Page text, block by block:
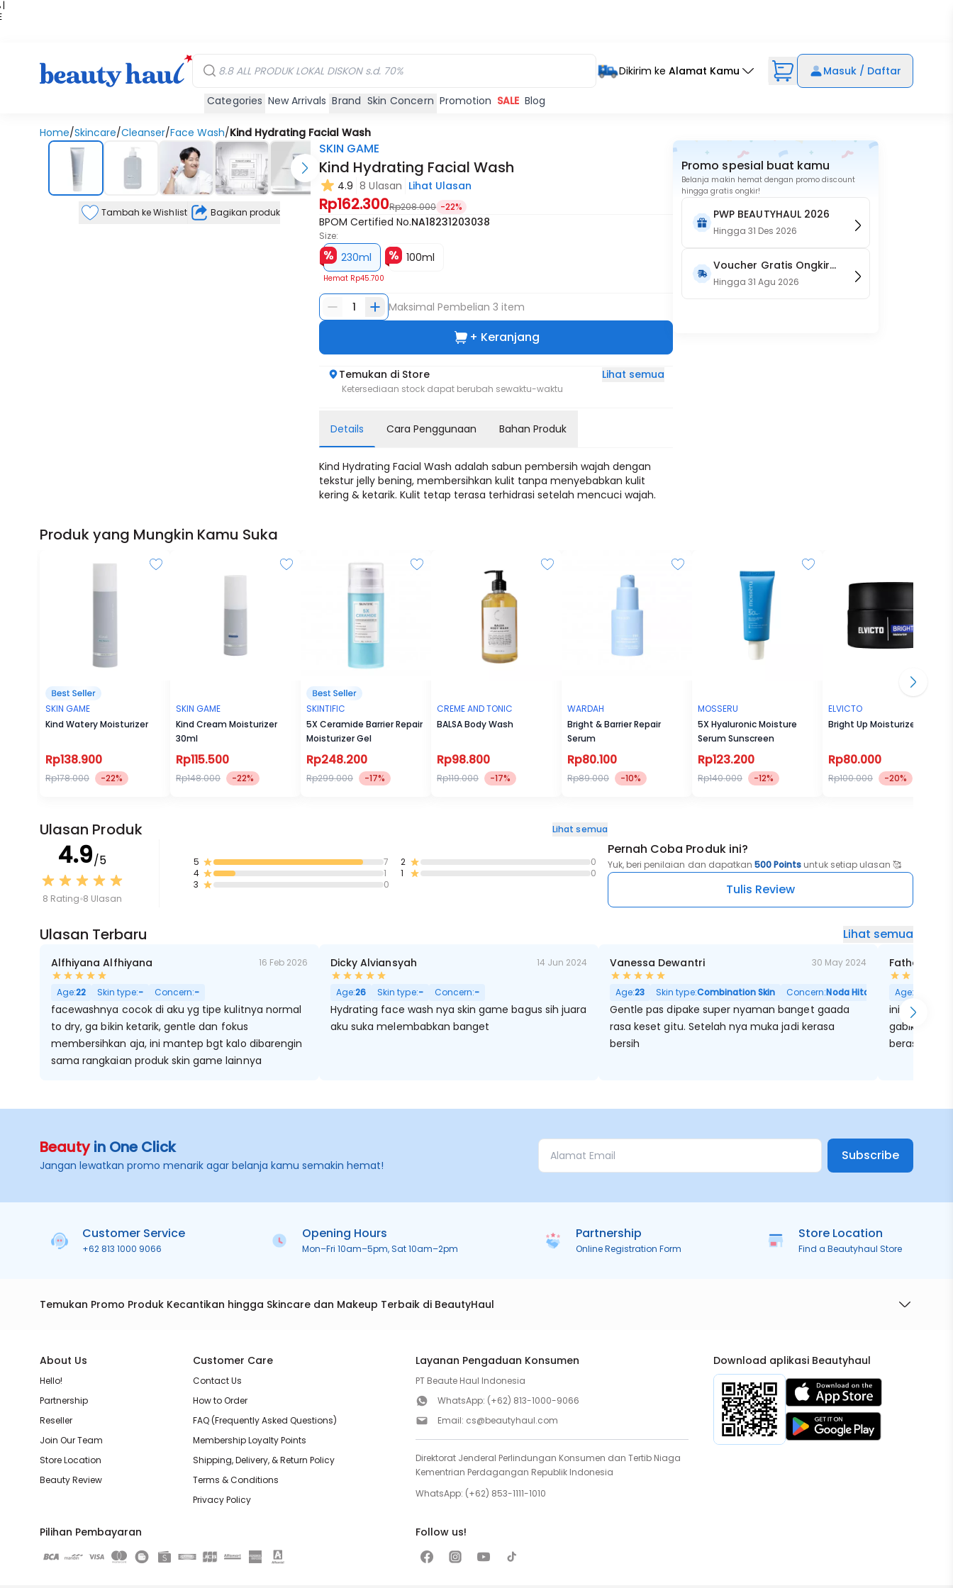
|
Dikirim ke Alamat Kamu Masuk / Daftar
Categories New Arrivals Brand Skin Concern Promotion SALE Blog
Home/Skincare/Cleanser/Face Wash/Kind Hydrating Facial Wash
Tambah ke Wishlist Bagikan produk
SKIN GAME
Kind Hydrating Facial Wash
4.9 8 Ulasan Lihat Ulasan
Rp162.300Rp208.000 -22%
BPOM Certified No.NA18231203038
Size:
230ml
Hemat Rp45.700
100ml
1 Maksimal Pembelian3 item
+ Keranjang
Temukan di Store Lihat semua
Ketersediaan stock dapat berubah sewaktu-waktu
Details Cara Penggunaan Bahan Produk
Kind Hydrating Facial Wash adalah sabun pembersih wajah dengan
tekstur jelly bening, membersihkan kulit tanpa menyebabkan kulit
kering & ketarik. Kulit tetap terasa terhidrasi setelah mencuci wajah.
Promo spesial buat kamu
Belanja makin hemat dengan promo discount
hingga gratis ongkir!
PWP BEAUTYHAUL 2026
Hingga31 Des 2026
Voucher Gratis Ongkir
15RB (Only on Website)
Hingga31 Agu 2026
Produk yang Mungkin Kamu Suka
SKIN GAME
Kind Watery Moisturizer
Rp138.900
Rp178.000 -22%
SKIN GAME
Kind Cream Moisturizer
30ml
Rp115.500
Rp148.000 -22%
SKINTIFIC
5X Ceramide Barrier Repair
Moisturizer Gel
Rp248.200
Rp299.000 -17%
CREME AND TONIC
BALSA Body Wash
Rp98.800
Rp119.000 -17%
WARDAH
Bright & Barrier Repair
Serum
Rp80.100
Rp89.000 -10%
MOSSERU
5X Hyaluronic Moisture
Serum Sunscreen
Rp123.200
Rp140.000 -12%
ELVICTO
Bright Up Moisturizer
Rp80.000
Rp100.000 -20%
Ulasan Produk Lihat semua
4.9/5
8 Rating 8 Ulasan
5
7
4
1
3
0
2
0
1
0
Pernah Coba Produk ini?
Yuk, beri penilaian dan dapatkan 500 Points untuk setiap ulasan 🥰
Tulis Review
Ulasan Terbaru Lihat semua
Alfhiyana Alfhiyana 16 Feb 2026
Age:22 Skin type:- Concern:-
facewashnya cocok di aku yg tipe kulitnya normal
to dry, ga bikin ketarik, gentle dan fokus
membersihkan aja, ini mantep bgt kalo dibarengin
sama rangkaian produk skin game lainnya
Dicky Alviansyah 14 Jun 2024
Age:26 Skin type:- Concern:-
Hydrating face wash nya skin game bagus sih juara
aku suka melembabkan banget
Vanessa Dewantri 30 May 2024
Age:23 Skin type:Combination Skin Concern:Noda Hitam, Berminyak, Pori
Gentle pas dipake super nyaman banget gaada
rasa keset gitu. Setelah nya muka jadi kerasa
bersih
Fathania
Age:
ini lamaa
gabikin kulit
berasa juga
Beautyin One Click
Jangan lewatkan promo menarik agar belanja kamu semakin hemat!
Subscribe
Customer Service
+62 813 1000 9066
Opening Hours
Mon–Fri 10am–5pm, Sat 10am–2pm
Partnership
Online Registration Form
Store Location
Find a Beautyhaul Store
Temukan Promo Produk Kecantikan hingga Skincare dan Makeup Terbaik di BeautyHaul
About Us
Hello!
Partnership
Reseller
Join Our Team
Store Location
Beauty Review
Customer Care
Contact Us
How to Order
FAQ (Frequently Asked Questions)
Membership Loyalty Points
Shipping, Delivery, & Return Policy
Terms & Conditions
Privacy Policy
Layanan Pengaduan Konsumen
PT Beaute Haul Indonesia
WhatsApp: (+62) 813-1000-9066
Email: cs@beautyhaul.com
Direktorat Jenderal Perlindungan Konsumen dan Tertib Niaga
Kementrian Perdagangan Republik Indonesia
WhatsApp: (+62) 853-1111-1010
Download aplikasi Beautyhaul
Pilihan Pembayaran Follow us!